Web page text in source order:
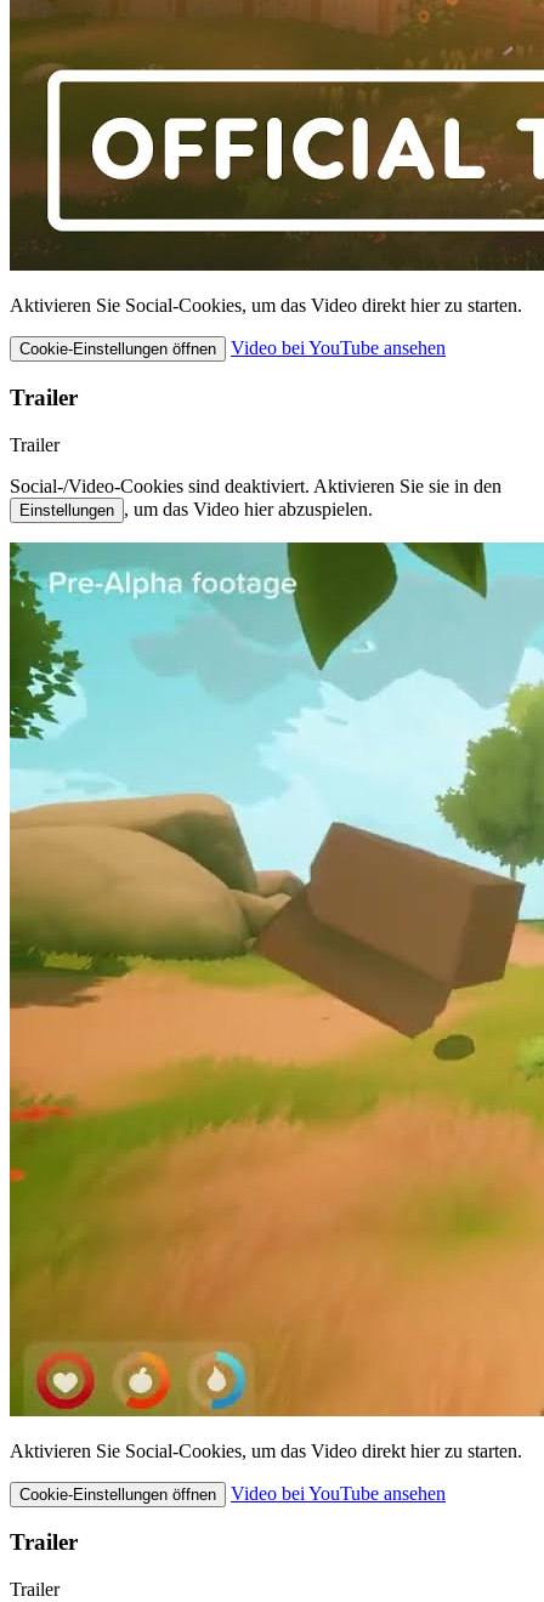
Aktivieren Sie Social-Cookies, um das Video direkt hier zu starten.
Cookie-Einstellungen öffnen Video bei YouTube ansehen
Trailer
Trailer
Social-/Video-Cookies sind deaktiviert. Aktivieren Sie sie in den
Einstellungen , um das Video hier abzuspielen.
Aktivieren Sie Social-Cookies, um das Video direkt hier zu starten.
Cookie-Einstellungen öffnen Video bei YouTube ansehen
Trailer
Trailer